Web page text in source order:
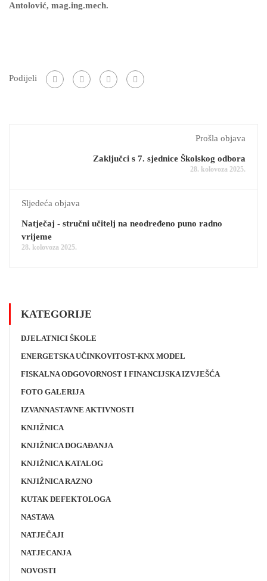
Antolović, mag.ing.mech.
Podijeli
Prošla objava
Zaključci s 7. sjednice Školskog odbora
28. kolovoza 2025.
Sljedeća objava
Natječaj - stručni učitelj na neodređeno puno radno
vrijeme
28. kolovoza 2025.
KATEGORIJE
DJELATNICI ŠKOLE
ENERGETSKA UČINKOVITOST-KNX MODEL
FISKALNA ODGOVORNOST I FINANCIJSKA IZVJEŠĆA
FOTO GALERIJA
IZVANNASTAVNE AKTIVNOSTI
KNJIŽNICA
KNJIŽNICA DOGAĐANJA
KNJIŽNICA KATALOG
KNJIŽNICA RAZNO
KUTAK DEFEKTOLOGA
NASTAVA
NATJEČAJI
NATJECANJA
NOVOSTI